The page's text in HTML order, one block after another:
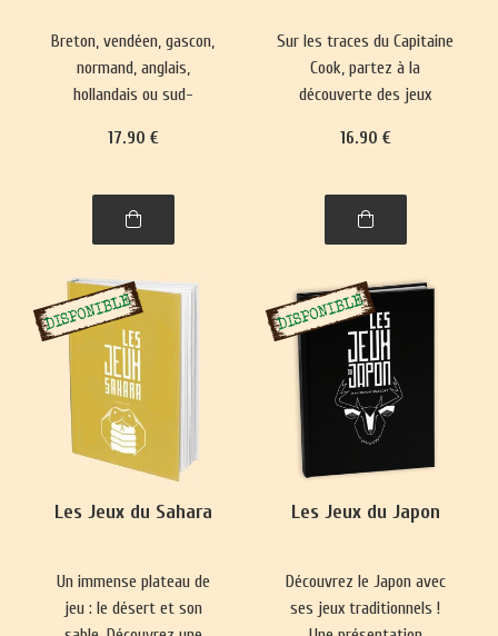
Breton, vendéen, gascon,
normand, anglais,
hollandais ou sud-
se pratique presque
emmènera à la découverte
de nombre de ses
peu surprenantes.
17.90 €
Sur les traces du Capitaine
Cook, partez à la
découverte des jeux
Nouvelle-Zélande,
de Brunei.
16.90 €
Les Jeux du Sahara
Un immense plateau de
jeu : le désert et son
Les Jeux du Japon
Découvrez le Japon avec
ses jeux traditionnels !